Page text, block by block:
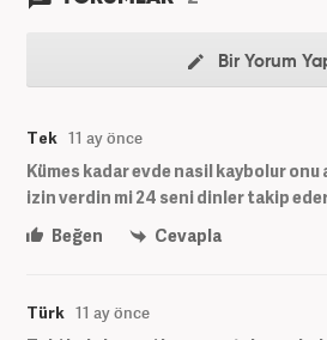
Bir Yorum
Tek 11 ay önce
Kümes kadar evde nasil kaybolur onu
izin verdin mi 24 seni dinler takip
Beğen
Cevapla
Türk 11 ay önce